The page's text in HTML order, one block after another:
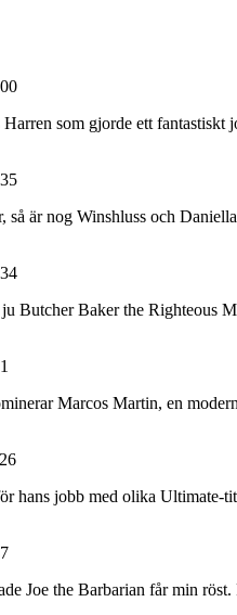
som gjorde ett fantastiskt
så är nog Winshluss och
Butcher Baker the Righteous
Marcos Martin, en
hans jobb med olika Ultimate-
Joe the Barbarian får min